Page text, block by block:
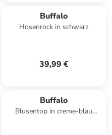
Buffalo
Hosenrock in schwarz
39,99 €
Buffalo
Blusentop in creme-blau